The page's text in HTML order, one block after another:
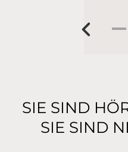
Previous
SIE SIND
SIE SIND